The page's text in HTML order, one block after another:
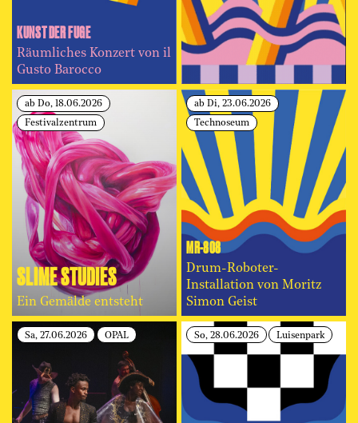
KUNST DER FUGE
Räumliches Konzert von il
Gusto Barocco
ab Do, 18.06.2026
Festivalzentrum
SLIME STUDIES
Ein Gemälde entsteht
ab Di, 23.06.2026
Technoseum
MR-808
Drum-Roboter-
Installation von Moritz
Simon Geist
Sa, 27.06.2026 OPAL So, 28.06.2026 Luisenpark